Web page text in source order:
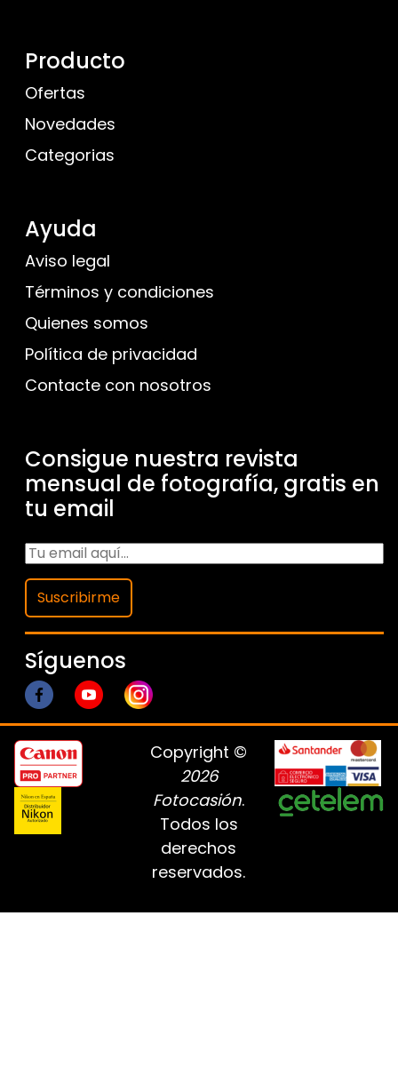
Producto
Ofertas
Novedades
Categorias
Ayuda
Aviso legal
Términos y condiciones
Quienes somos
Política de privacidad
Contacte con nosotros
Consigue nuestra revista
mensual de fotografía, gratis en
tu email
Suscribirme
Síguenos
Copyright ©
2026
Fotocasión.
Todos los
derechos
reservados.